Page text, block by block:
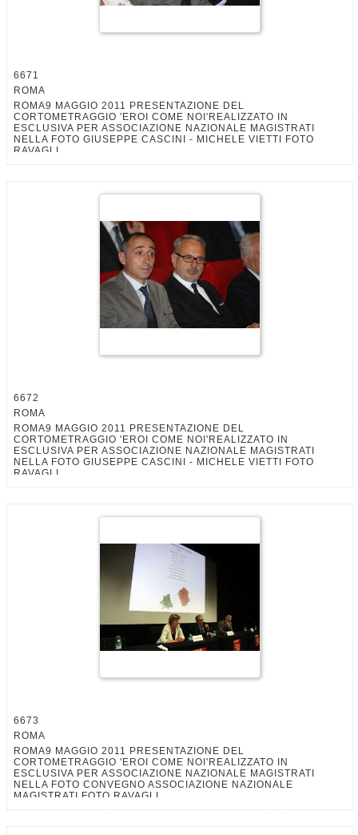
6671
ROMA
ROMA9 MAGGIO 2011 PRESENTAZIONE DEL
CORTOMETRAGGIO 'EROI COME NOI'REALIZZATO IN
ESCLUSIVA PER ASSOCIAZIONE NAZIONALE MAGISTRATI
NELLA FOTO GIUSEPPE CASCINI - MICHELE VIETTI FOTO
RAVAGLI
6672
ROMA
ROMA9 MAGGIO 2011 PRESENTAZIONE DEL
CORTOMETRAGGIO 'EROI COME NOI'REALIZZATO IN
ESCLUSIVA PER ASSOCIAZIONE NAZIONALE MAGISTRATI
NELLA FOTO GIUSEPPE CASCINI - MICHELE VIETTI FOTO
RAVAGLI
6673
ROMA
ROMA9 MAGGIO 2011 PRESENTAZIONE DEL
CORTOMETRAGGIO 'EROI COME NOI'REALIZZATO IN
ESCLUSIVA PER ASSOCIAZIONE NAZIONALE MAGISTRATI
NELLA FOTO CONVEGNO ASSOCIAZIONE NAZIONALE
MAGISTRATI FOTO RAVAGLI